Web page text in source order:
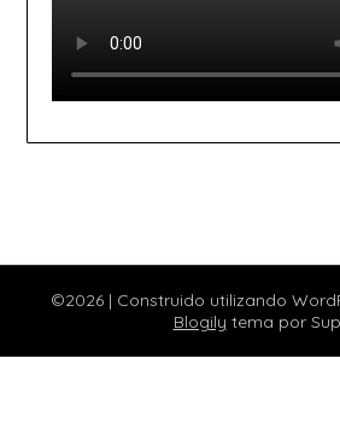
©2026 | Construido utilizando
Blogily tema por